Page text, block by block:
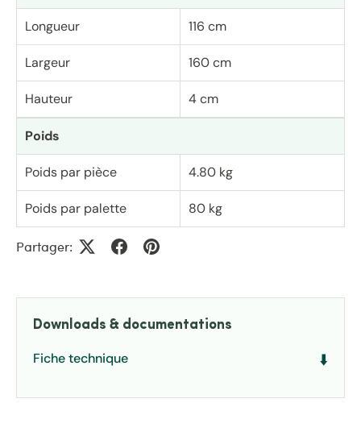
Longueur 116 cm
Largeur 160 cm
Hauteur 4 cm
Poids
Poids par pièce 4.80 kg
Poids par palette 80 kg
Partager:
Downloads & documentations
Fiche technique ⬇️